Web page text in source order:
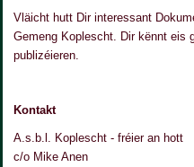
Vläicht hutt Dir interessant
Gemeng Koplescht. Dir kënnt eis
publizéieren.
Kontakt
A.s.b.l. Koplescht - fréier an hott
c/o Mike Anen